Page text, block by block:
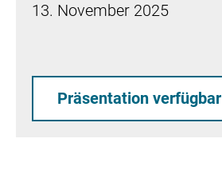
13. November 2025
Präsentation verfügbar